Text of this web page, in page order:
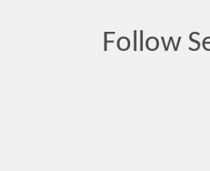
Follow